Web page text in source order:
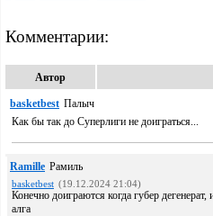
Комментарии:
Автор
basketbest Палыч
Как бы так до Суперлиги не доиграться...
Ramille Рамиль
basketbest (19.12.2024 21:04)
Конечно доиграются когда губер
алга